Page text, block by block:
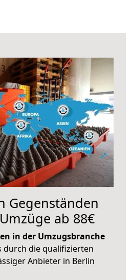
Gegenständen
ab 88€
in der Umzugsbranche
durch die qualifizierten
Anbieter in Berlin